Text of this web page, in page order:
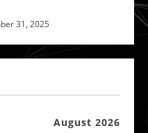
31, 2025
August 2026